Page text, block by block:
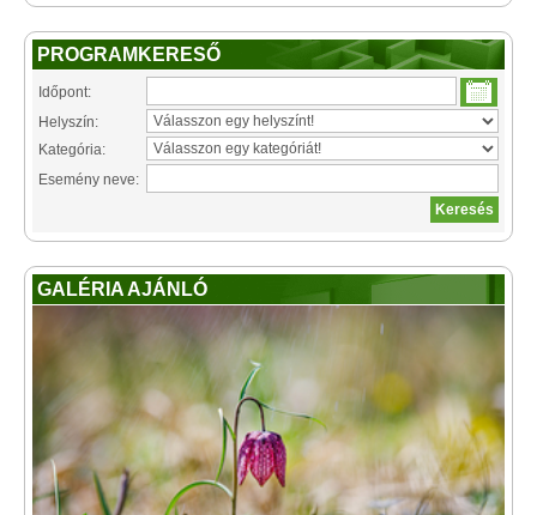
PROGRAMKERESŐ
Időpont:
Helyszín:
Kategória:
Esemény neve:
GALÉRIA AJÁNLÓ